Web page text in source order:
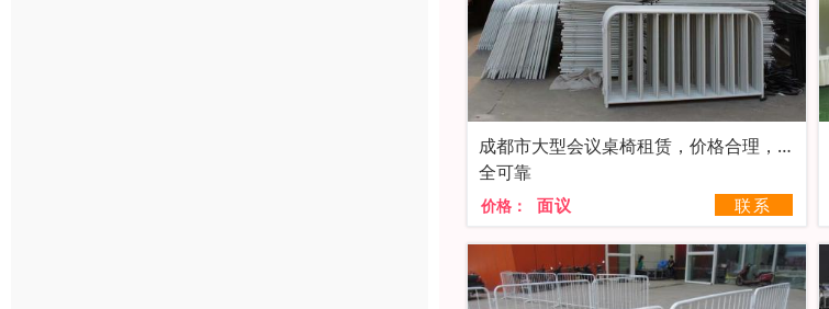
成都市大型会议桌椅租赁，价格合理，安
全可靠
价格： 面议 联系